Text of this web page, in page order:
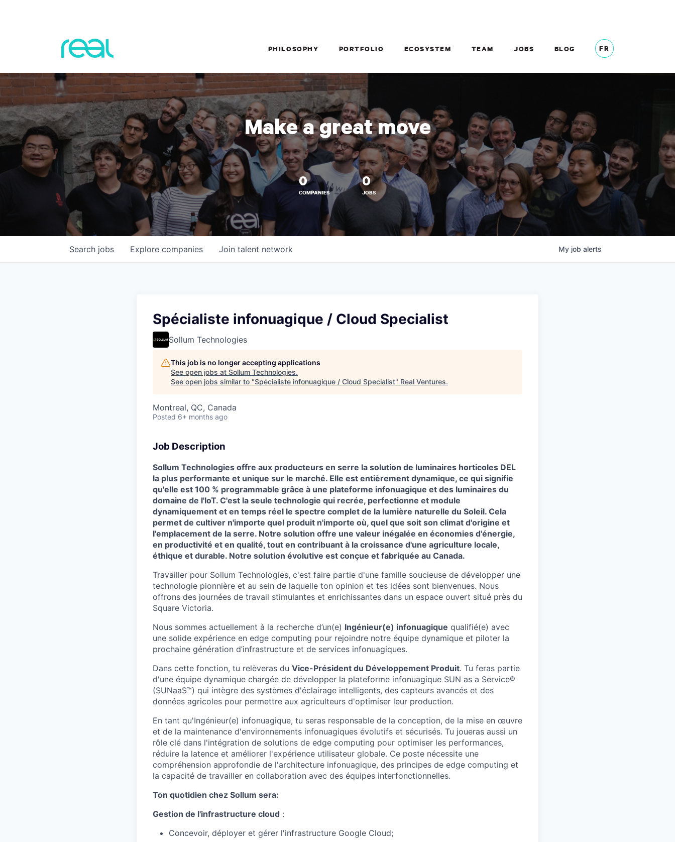
PHILOSOPHY PORTFOLIO ECOSYSTEM TEAM JOBS BLOG FR
Make a great move
0
COMPANIES
0
JOBS
Search jobs Explore companies Join talent network My job alerts
Spécialiste infonuagique / Cloud Specialist
Sollum Technologies
This job is no longer accepting applications
See open jobs at Sollum Technologies.
See open jobs similar to "Spécialiste infonuagique / Cloud Specialist" Real Ventures.
Montreal, QC, Canada
Posted 6+ months ago
Job Description
Sollum Technologies offre aux producteurs en serre la solution de luminaires horticoles DEL
la plus performante et unique sur le marché. Elle est entièrement dynamique, ce qui signifie
qu'elle est 100 % programmable grâce à une plateforme infonuagique et des luminaires du
domaine de l'IoT. C'est la seule technologie qui recrée, perfectionne et module
dynamiquement et en temps réel le spectre complet de la lumière naturelle du Soleil. Cela
permet de cultiver n'importe quel produit n'importe où, quel que soit son climat d'origine et
l'emplacement de la serre. Notre solution offre une valeur inégalée en économies d'énergie,
en productivité et en qualité, tout en contribuant à la croissance d'une agriculture locale,
éthique et durable. Notre solution évolutive est conçue et fabriquée au Canada.
Travailler pour Sollum Technologies, c'est faire partie d'une famille soucieuse de développer une
technologie pionnière et au sein de laquelle ton opinion et tes idées sont bienvenues. Nous
offrons des journées de travail stimulantes et enrichissantes dans un espace ouvert situé près du
Square Victoria.
Nous sommes actuellement à la recherche d’un(e) Ingénieur(e) infonuagique qualifié(e) avec
une solide expérience en edge computing pour rejoindre notre équipe dynamique et piloter la
prochaine génération d’infrastructure et de services infonuagiques.
Dans cette fonction, tu relèveras du Vice-Président du Développement Produit. Tu feras partie
d'une équipe dynamique chargée de développer la plateforme infonuagique SUN as a Service®
(SUNaaS™) qui intègre des systèmes d'éclairage intelligents, des capteurs avancés et des
données agricoles pour permettre aux agriculteurs d'optimiser leur production.
En tant qu'Ingénieur(e) infonuagique, tu seras responsable de la conception, de la mise en œuvre
et de la maintenance d'environnements infonuagiques évolutifs et sécurisés. Tu joueras aussi un
rôle clé dans l'intégration de solutions de edge computing pour optimiser les performances,
réduire la latence et améliorer l'expérience utilisateur globale. Ce poste nécessite une
compréhension approfondie de l'architecture infonuagique, des principes de edge computing et
la capacité de travailler en collaboration avec des équipes interfonctionnelles.
Ton quotidien chez Sollum sera:
Gestion de l'infrastructure cloud :
Concevoir, déployer et gérer l'infrastructure Google Cloud;